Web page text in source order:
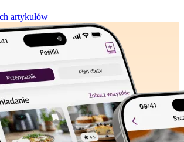
artykułów